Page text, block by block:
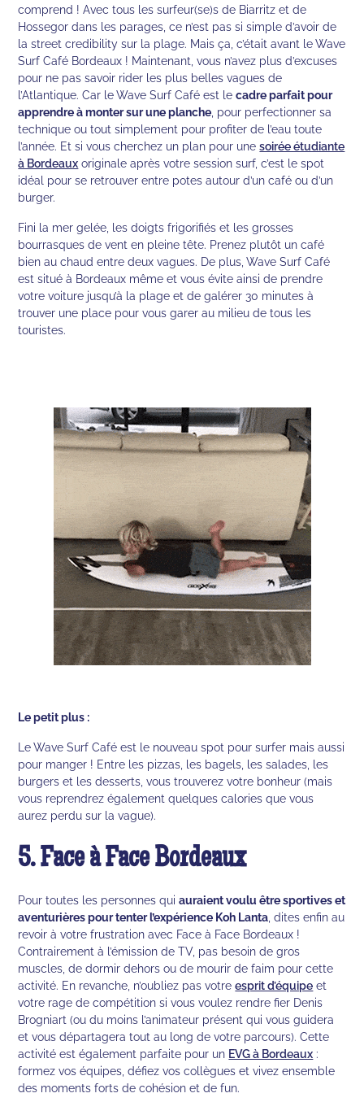
comprend ! Avec tous les surfeur(se)s de Biarritz et de
Hossegor dans les parages, ce n’est pas si simple d’avoir de
la street credibility sur la plage. Mais ça, c’était avant le Wave
Surf Café Bordeaux ! Maintenant, vous n’avez plus d’excuses
pour ne pas savoir rider les plus belles vagues de
l’Atlantique. Car le Wave Surf Café est lecadre parfait pour
apprendre à monter sur une planche , pour perfectionner sa
technique ou tout simplement pour profiter de l’eau toute
l’année. Et si vous cherchez un plan pour unesoirée étudiante
à Bordeaux originale après votre session surf, c’est le spot
idéal pour se retrouver entre potes autour d’un café ou d’un
burger.
Fini la mer gelée, les doigts frigorifiés et les grosses
bourrasques de vent en pleine tête. Prenez plutôt un café
bien au chaud entre deux vagues. De plus, Wave Surf Café
est situé à Bordeaux même et vous évite ainsi de prendre
votre voiture jusqu’à la plage et de galérer 30 minutes à
trouver une place pour vous garer au milieu de tous les
touristes.
Le petit plus :
Le Wave Surf Café est le nouveau spot pour surfer mais aussi
pour manger ! Entre les pizzas, les bagels, les salades, les
burgers et les desserts, vous trouverez votre bonheur (mais
vous reprendrez également quelques calories que vous
aurez perdu sur la vague).
5. Face à Face Bordeaux
Pour toutes les personnes quiauraient voulu être sportives et
aventurières pour tenter l’expérience Koh Lanta , dites enfin au
revoir à votre frustration avec Face à Face Bordeaux !
Contrairement à l’émission de TV, pas besoin de gros
muscles, de dormir dehors ou de mourir de faim pour cette
activité. En revanche, n’oubliez pas votreesprit d’équipe et
votre rage de compétition si vous voulez rendre fier Denis
Brogniart (ou du moins l’animateur présent qui vous guidera
et vous départagera tout au long de votre parcours). Cette
activité est également parfaite pour un EVG à Bordeaux :
formez vos équipes, défiez vos collègues et vivez ensemble
des moments forts de cohésion et de fun.